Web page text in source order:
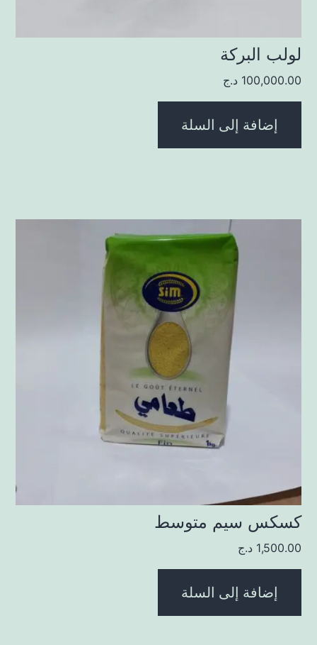
لولب البركة
100,000.00 د.ج
إضافة إلى السلة
كسكس سيم متوسط
1,500.00 د.ج
إضافة إلى السلة